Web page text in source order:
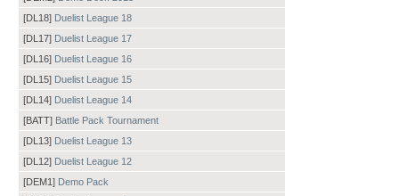
[DL18] Duelist League 18
[DL17] Duelist League 17
[DL16] Duelist League 16
[DL15] Duelist League 15
[DL14] Duelist League 14
[BATT] Battle Pack Tournament
[DL13] Duelist League 13
[DL12] Duelist League 12
[DEM1] Demo Pack